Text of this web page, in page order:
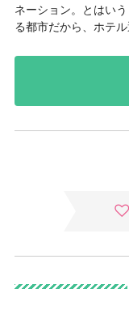
ネーション。とはい
る都市だから、ホテ